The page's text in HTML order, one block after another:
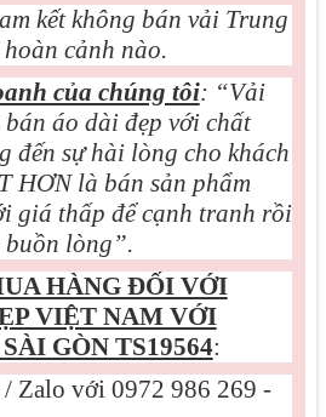
kết không bán vải Trung
cảnh nào.
của chúng tôi: “Vải
áo dài đẹp với chất
đến sự hài lòng cho khách
HƠN là bán sản phẩm
giá thấp để cạnh tranh rồi
buồn lòng”.
HÀNG ĐỐI VỚI
VIỆT NAM VỚI
GÒN TS19564:
Zalo với 0972 986 269 -